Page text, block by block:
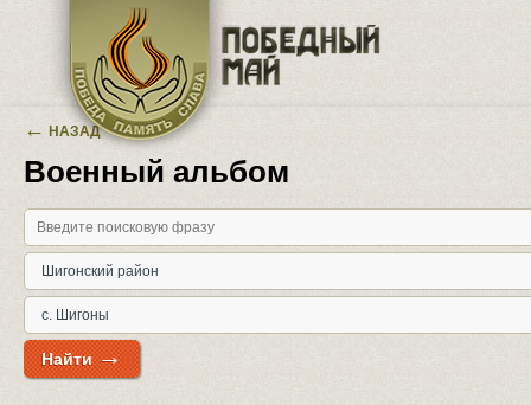
Перейти к основному содержанию
← НАЗАД
Военный альбом
Найти→